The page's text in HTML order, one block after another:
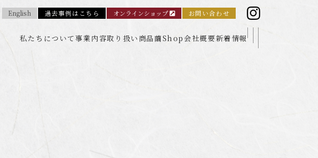
English 過去事例はこちら オンラインショップ お問い合わせ
私たちについて事業内容取り扱い商品繭Shop 会社概要新着情報